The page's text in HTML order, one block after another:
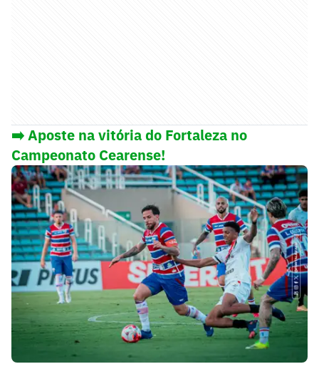
➡️Aposte na vitória do Fortaleza no
Campeonato Cearense!